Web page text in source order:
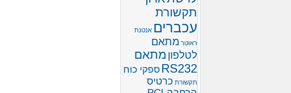
תקשורת
עכברים אנטנת
ראוטר מתאם
לטלפון מתאם
RS232 ספקי כוח
תקשורת כרטיס